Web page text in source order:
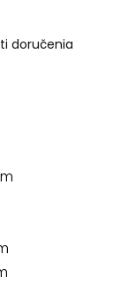
doručenia